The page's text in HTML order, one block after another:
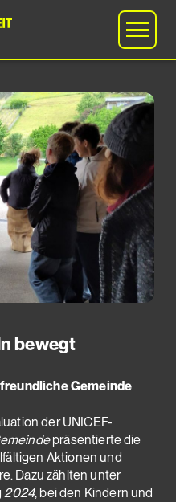
bewegt
Gemeinde
der UNICEF-
präsentierte die
Aktionen und
Dazu zählten unter
2024, bei den Kindern und